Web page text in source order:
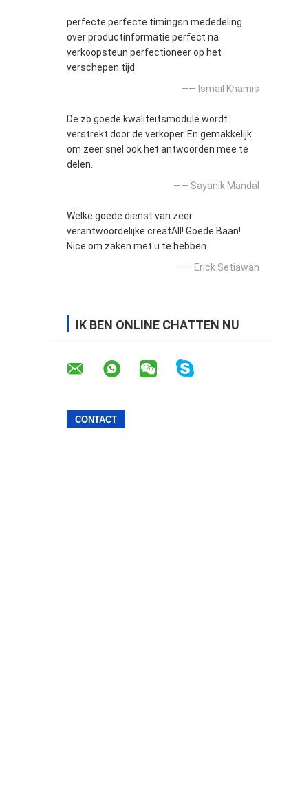
perfecte perfecte timingsn mededeling
over productinformatie perfect na
verkoopsteun perfectioneer op het
verschepen tijd
—— Ismail Khamis
De zo goede kwaliteitsmodule wordt
verstrekt door de verkoper. En gemakkelijk
om zeer snel ook het antwoorden mee te
delen.
—— Sayanik Mandal
Welke goede dienst van zeer
verantwoordelijke creatAll! Goede Baan!
Nice om zaken met u te hebben
—— Erick Setiawan
IK BEN ONLINE CHATTEN NU